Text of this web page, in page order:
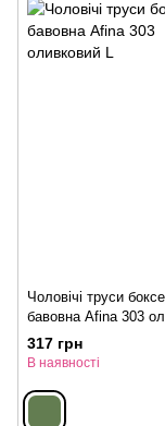
Чоловічі труси
бавовна Afina 303
317 грн
В наявності